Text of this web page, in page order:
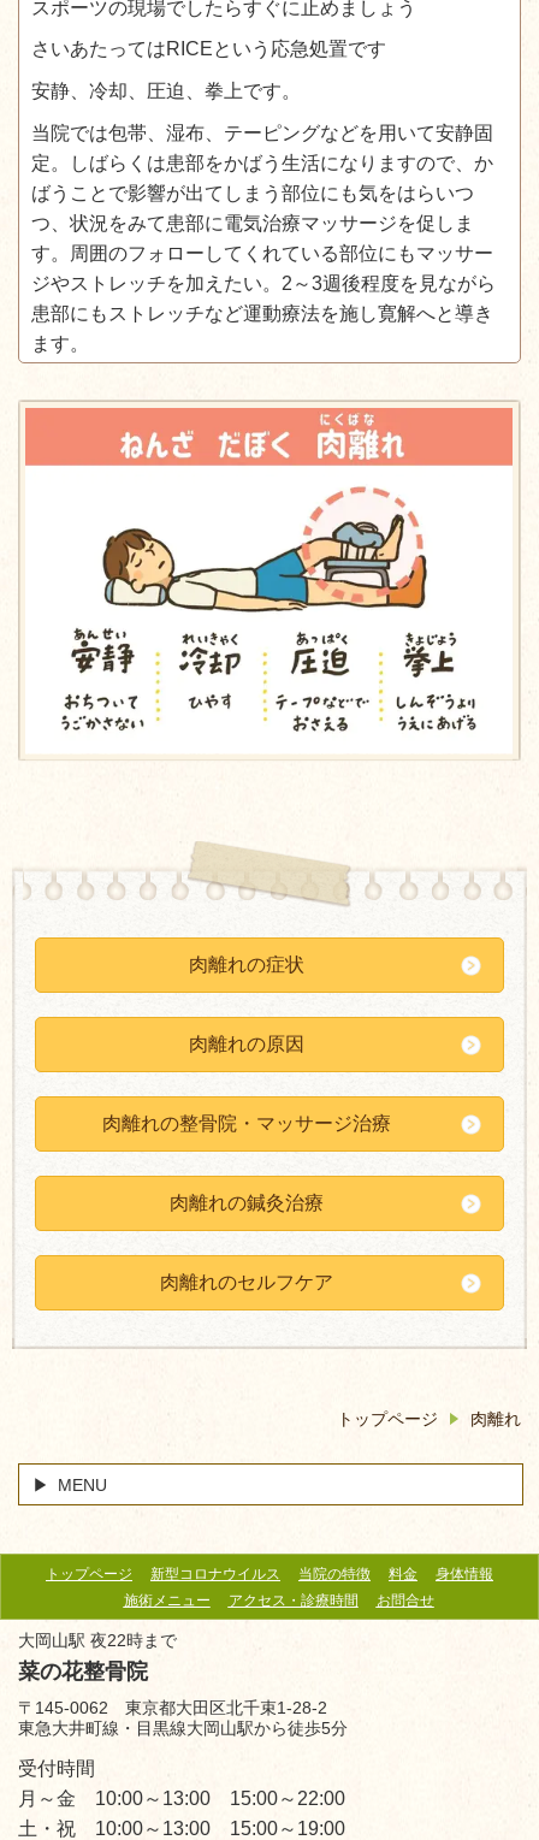
スポーツの現場でしたらすぐに止めましょう
さいあたってはRICEという応急処置です
安静、冷却、圧迫、拳上です。
当院では包帯、湿布、テーピングなどを用いて安静固
定。しばらくは患部をかばう生活になりますので、か
ばうことで影響が出てしまう部位にも気をはらいつ
つ、状況をみて患部に電気治療マッサージを促しま
す。周囲のフォローしてくれている部位にもマッサー
ジやストレッチを加えたい。2～3週後程度を見ながら
患部にもストレッチなど運動療法を施し寛解へと導き
ます。
肉離れの症状
肉離れの原因
肉離れの整骨院・マッサージ治療
肉離れの鍼灸治療
肉離れのセルフケア
トップページ 肉離れ
MENU
トップページ 新型コロナウイルス 当院の特徴 料金
身体情報
施術メニュー
アクセス・診療時間 お問合せ
大岡山駅 夜22時まで
菜の花整骨院
〒145-0062 東京都大田区北千束1-28-2
東急大井町線・目黒線大岡山駅から徒歩5分
受付時間
月～金 10:00～13:00 15:00～22:00
土・祝 10:00～13:00 15:00～19:00